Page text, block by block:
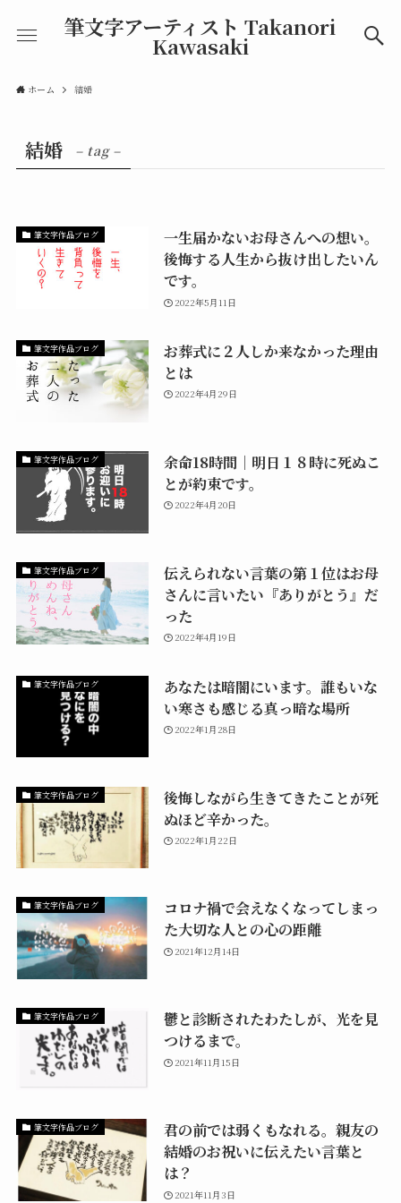
筆文字アーティスト Takanori
Kawasaki
ホーム 結婚
結婚 – tag –
筆文字作品ブログ
一生届かないお母さんへの想い。
後悔する人生から抜け出したいん
です。
2022年5月11日
筆文字作品ブログ
お葬式に２人しか来なかった理由
とは
2022年4月29日
筆文字作品ブログ
余命18時間｜明日１８時に死ぬこ
とが約束です。
2022年4月20日
筆文字作品ブログ
伝えられない言葉の第１位はお母
さんに言いたい『ありがとう』だ
った
2022年4月19日
筆文字作品ブログ
あなたは暗闇にいます。誰もいな
い寒さも感じる真っ暗な場所
2022年1月28日
筆文字作品ブログ
後悔しながら生きてきたことが死
ぬほど辛かった。
2022年1月22日
筆文字作品ブログ
コロナ禍で会えなくなってしまっ
た大切な人との心の距離
2021年12月14日
筆文字作品ブログ
鬱と診断されたわたしが、光を見
つけるまで。
2021年11月15日
筆文字作品ブログ
君の前では弱くもなれる。親友の
結婚のお祝いに伝えたい言葉と
は？
2021年11月3日